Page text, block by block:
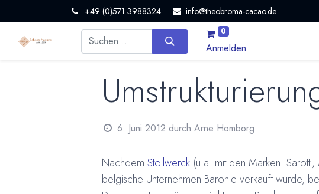
+49 (0)571 3988324 info@theobroma-cacao.de
0
Anmelden
6. Juni 2012 durch Arne Homborg
Nachdem Stollwerck (u.a. mit den Marken:
belgische Unternehmen Baronie verkauft wurde,